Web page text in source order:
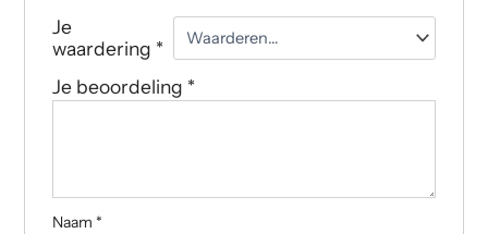
Je
waardering *
Je beoordeling *
Naam *